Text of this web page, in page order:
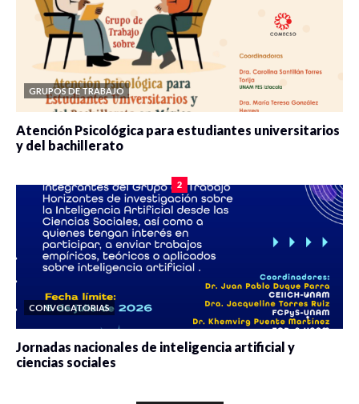
GRUPOS DE TRABAJO
Atención Psicológica para estudiantes universitarios
y del bachillerato
2
CONVOCATORIAS
Jornadas nacionales de inteligencia artificial y
ciencias sociales